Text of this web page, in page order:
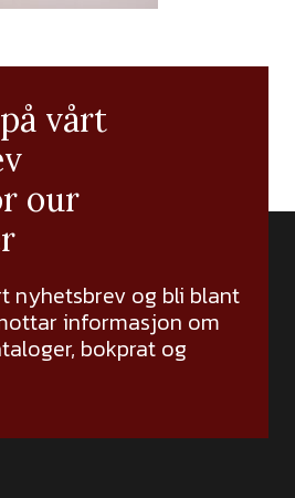
vårt
our
nyhetsbrev og bli blant
informasjon om
bokprat og